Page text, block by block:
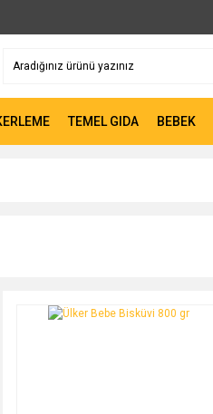
TEMEL GIDA BEBEK